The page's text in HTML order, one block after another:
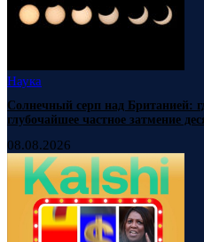
Наука
Солнечный серп над Британией:
глубочайшее частное затмение
08.08.2026